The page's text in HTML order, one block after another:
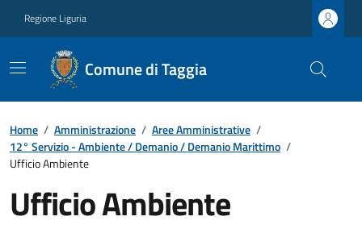
Regione Liguria
Comune di Taggia
Home / Amministrazione / Aree Amministrative /
12° Servizio - Ambiente / Demanio / Demanio Marittimo /
Ufficio Ambiente
Ufficio Ambiente